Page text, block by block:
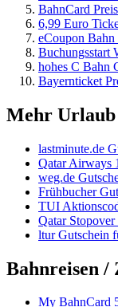
BahnCard
6,99 Euro
eCoupon
Buchungsstart
hohes C Bahn
Bayernticket
Mehr Urlaub
lastminute.de
Qatar Airways
weg.de
Frühbucher
TUI
Qatar
ltur Gutschein
Bahnreisen /
My BahnCard